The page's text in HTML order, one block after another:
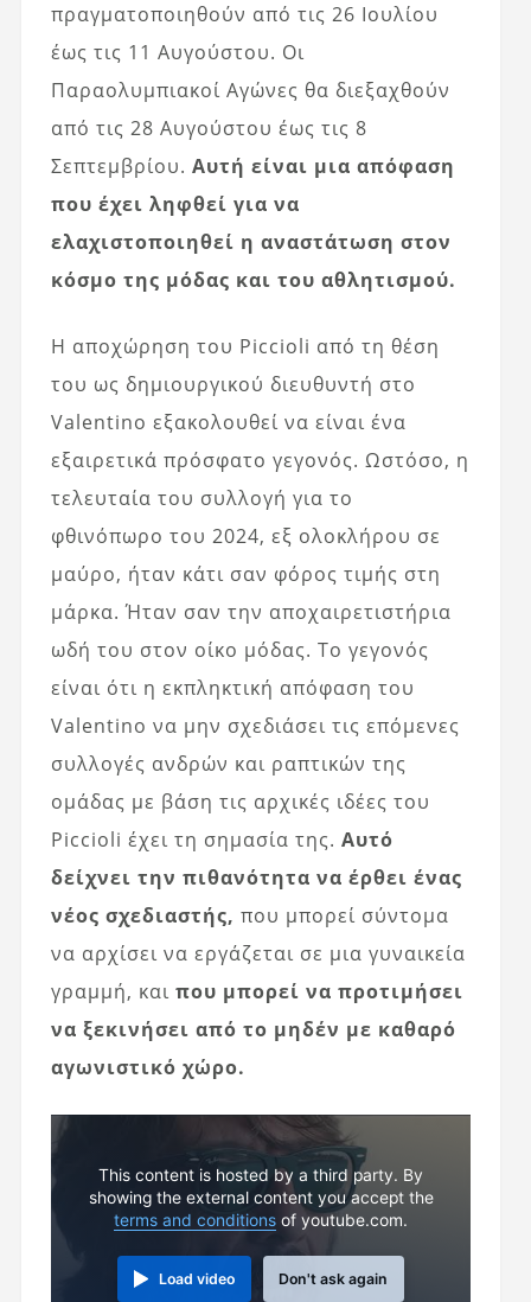
πραγματοποιηθούν από τις 26 Ιουλίου
έως τις 11 Αυγούστου. Οι
Παραολυμπιακοί Αγώνες θα διεξαχθούν
από τις 28 Αυγούστου έως τις 8
Σεπτεμβρίου. Αυτή είναι μια απόφαση
που έχει ληφθεί για να
ελαχιστοποιηθεί η αναστάτωση στον
κόσμο της μόδας και του αθλητισμού.
Η αποχώρηση του Piccioli από τη θέση
του ως δημιουργικού διευθυντή στο
Valentino εξακολουθεί να είναι ένα
εξαιρετικά πρόσφατο γεγονός. Ωστόσο, η
τελευταία του συλλογή για το
φθινόπωρο του 2024, εξ ολοκλήρου σε
μαύρο, ήταν κάτι σαν φόρος τιμής στη
μάρκα. Ήταν σαν την αποχαιρετιστήρια
ωδή του στον οίκο μόδας. Το γεγονός
είναι ότι η εκπληκτική απόφαση του
Valentino να μην σχεδιάσει τις επόμενες
συλλογές ανδρών και ραπτικών της
ομάδας με βάση τις αρχικές ιδέες του
Piccioli έχει τη σημασία της. Αυτό
δείχνει την πιθανότητα να έρθει ένας
νέος σχεδιαστής, που μπορεί σύντομα
να αρχίσει να εργάζεται σε μια γυναικεία
γραμμή, και που μπορεί να προτιμήσει
να ξεκινήσει από το μηδέν με καθαρό
αγωνιστικό χώρο.
This content is hosted by a third party. By
showing the external content you accept the
terms and conditions of youtube.com.
Load video Don't ask again